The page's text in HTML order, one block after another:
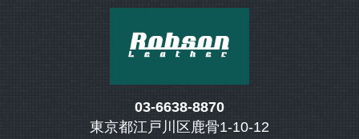
03-6638-8870
東京都江戸川区鹿骨1-10-12